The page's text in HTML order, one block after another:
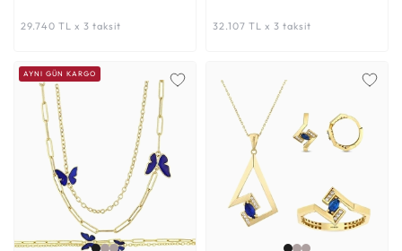
29.740 TL x 3 taksit 32.107 TL x 3 taksit
AYNI GÜN KARGO